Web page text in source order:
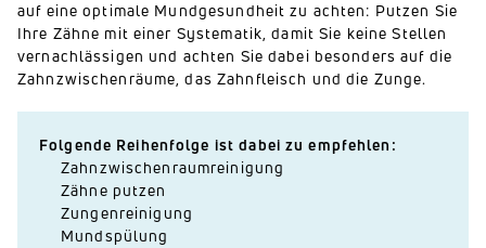
auf eine optimale Mundgesundheit zu achten: Putzen Sie
Ihre Zähne mit einer Systematik, damit Sie keine Stellen
vernachlässigen und achten Sie dabei besonders auf die
Zahnzwischenräume, das Zahnfleisch und die Zunge.
Folgende Reihenfolge ist dabei zu empfehlen:
Zahnzwischenraumreinigung
Zähne putzen
Zungenreinigung
Mundspülung